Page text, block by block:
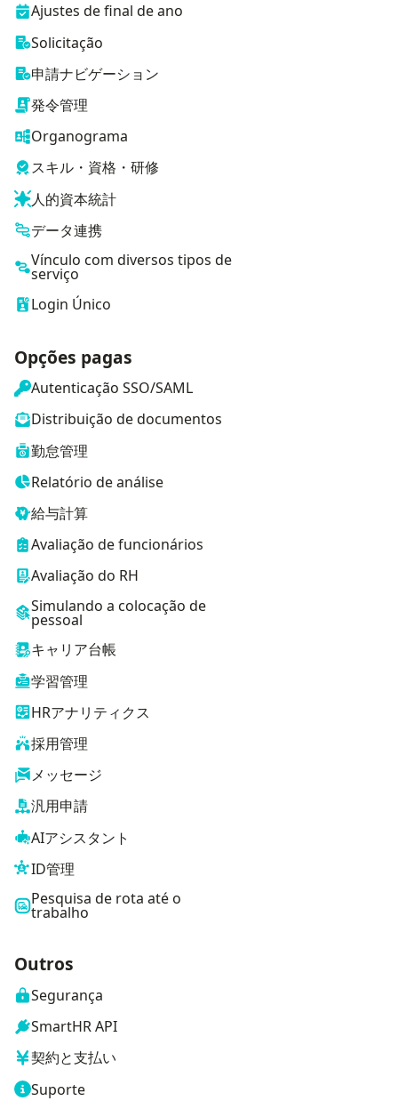
Ajustes de final de ano
Solicitação
申請ナビゲーション
発令管理
Organograma
スキル・資格・研修
人的資本統計
データ連携
Vínculo com diversos tipos de
serviço
Login Único
Opções pagas
Autenticação SSO/SAML
Distribuição de documentos
勤怠管理
Relatório de análise
給与計算
Avaliação de funcionários
Avaliação do RH
Simulando a colocação de
pessoal
キャリア台帳
学習管理
HRアナリティクス
採用管理
メッセージ
汎用申請
AIアシスタント
ID管理
Pesquisa de rota até o
trabalho
Outros
Segurança
SmartHR API
契約と支払い
Suporte